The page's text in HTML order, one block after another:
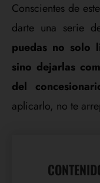
Conscientes de
darte una serie
puedas no solo
sino dejarlas
del
aplicarlo, no te